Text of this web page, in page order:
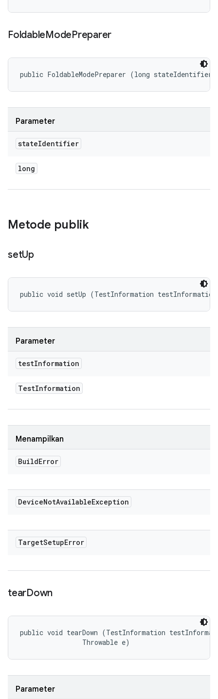
FoldableModePreparer
public FoldableModePreparer (long stateIdentifier)
Parameter
stateIdentifier
long
Metode publik
setUp
public void setUp (TestInformation
Parameter
testInformation
TestInformation
Menampilkan
BuildError
DeviceNotAvailableException
TargetSetupError
tearDown
public void tearDown (TestInformation
                Throwable e)
Parameter